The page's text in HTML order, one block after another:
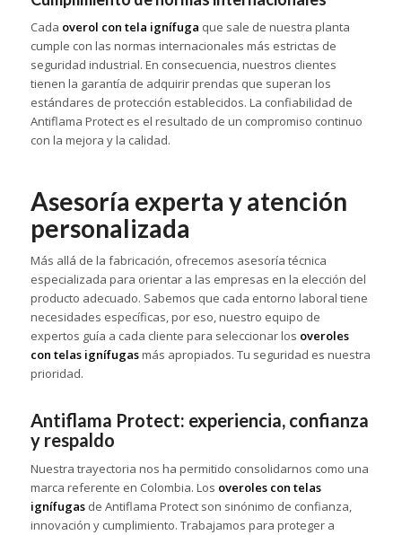
Cada overol con tela ignífuga que sale de nuestra planta
cumple con las normas internacionales más estrictas de
seguridad industrial. En consecuencia, nuestros clientes
tienen la garantía de adquirir prendas que superan los
estándares de protección establecidos. La confiabilidad de
Antiflama Protect es el resultado de un compromiso continuo
con la mejora y la calidad.
Asesoría experta y atención
personalizada
Más allá de la fabricación, ofrecemos asesoría técnica
especializada para orientar a las empresas en la elección del
producto adecuado. Sabemos que cada entorno laboral tiene
necesidades específicas, por eso, nuestro equipo de
expertos guía a cada cliente para seleccionar los overoles
con telas ignífugasmás apropiados. Tu seguridad es nuestra
prioridad.
Antiflama Protect: experiencia, confianza
y respaldo
Nuestra trayectoria nos ha permitido consolidarnos como una
marca referente en Colombia. Los overoles con telas
ignífugasde Antiflama Protect son sinónimo de confianza,
innovación y cumplimiento. Trabajamos para proteger a